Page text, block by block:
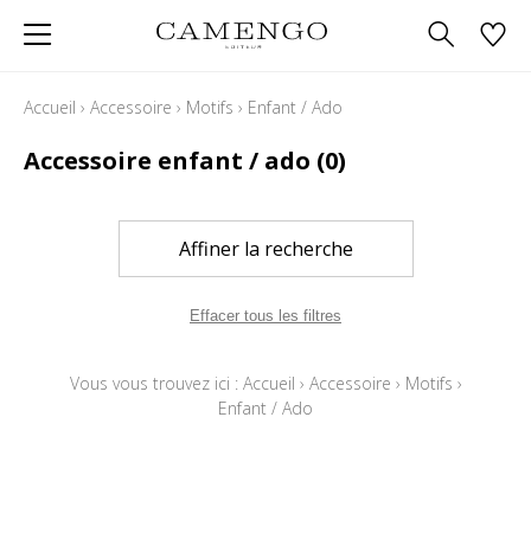
Accueil › Accessoire › Motifs › Enfant / Ado
Accessoire enfant / ado (0)
Affiner la recherche
Effacer tous les filtres
Vous vous trouvez ici : Accueil › Accessoire › Motifs ›
Enfant / Ado